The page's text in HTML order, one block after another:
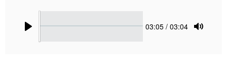
Current
03:05 / 03:04